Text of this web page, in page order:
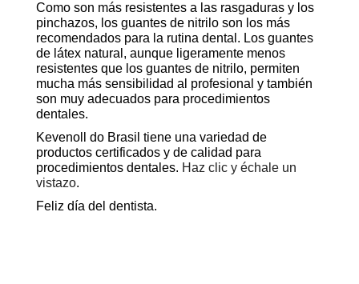
Como son más resistentes a las rasgaduras y los
pinchazos, los guantes de nitrilo son los más
recomendados para la rutina dental. Los guantes
de látex natural, aunque ligeramente menos
resistentes que los guantes de nitrilo, permiten
mucha más sensibilidad al profesional y también
son muy adecuados para procedimientos
dentales.
Kevenoll do Brasil tiene una variedad de
productos certificados y de calidad para
procedimientos dentales. Haz clic y échale un
vistazo.
Feliz día del dentista.